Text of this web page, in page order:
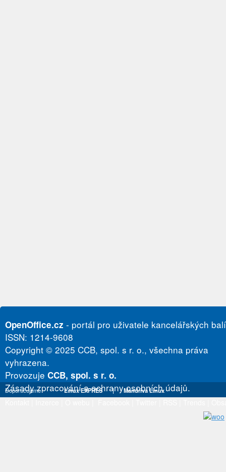
OpenOffice.cz - portál pro uživatele kancelářských
ISSN: 1214-9608
Copyright © 2025 CCB, spol. s r. o., všechna práva
vyhrazena.
Provozuje CCB, spol. s r. o.
Zásady zpracování a ochrany osobních údajů.
Doporučujeme Linux EXPRES | Mandriva Linux